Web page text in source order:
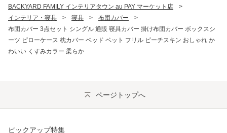
BACKYARD FAMILY インテリアタウン au PAY マーケット店
>
インテリア・寝具
> 寝具 > 布団カバー
>
布団カバー 3点セット シングル 通販 寝具カバー 掛け布団カバー ボックスシ
ーツ ピローケース 枕カバー ベッド ベット フリル ピーチスキン おしゃれ か
わいい くすみカラー 柔らか
ページトップへ
ピックアップ特集